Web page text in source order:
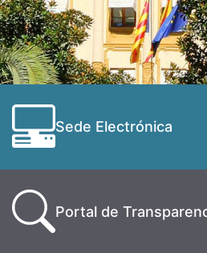
Sede Electrónica
Portal de